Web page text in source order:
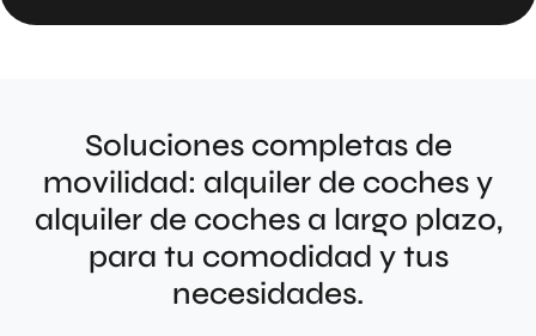
Soluciones completas de
movilidad: alquiler de coches y
alquiler de coches a largo plazo,
para tu comodidad y tus
necesidades.